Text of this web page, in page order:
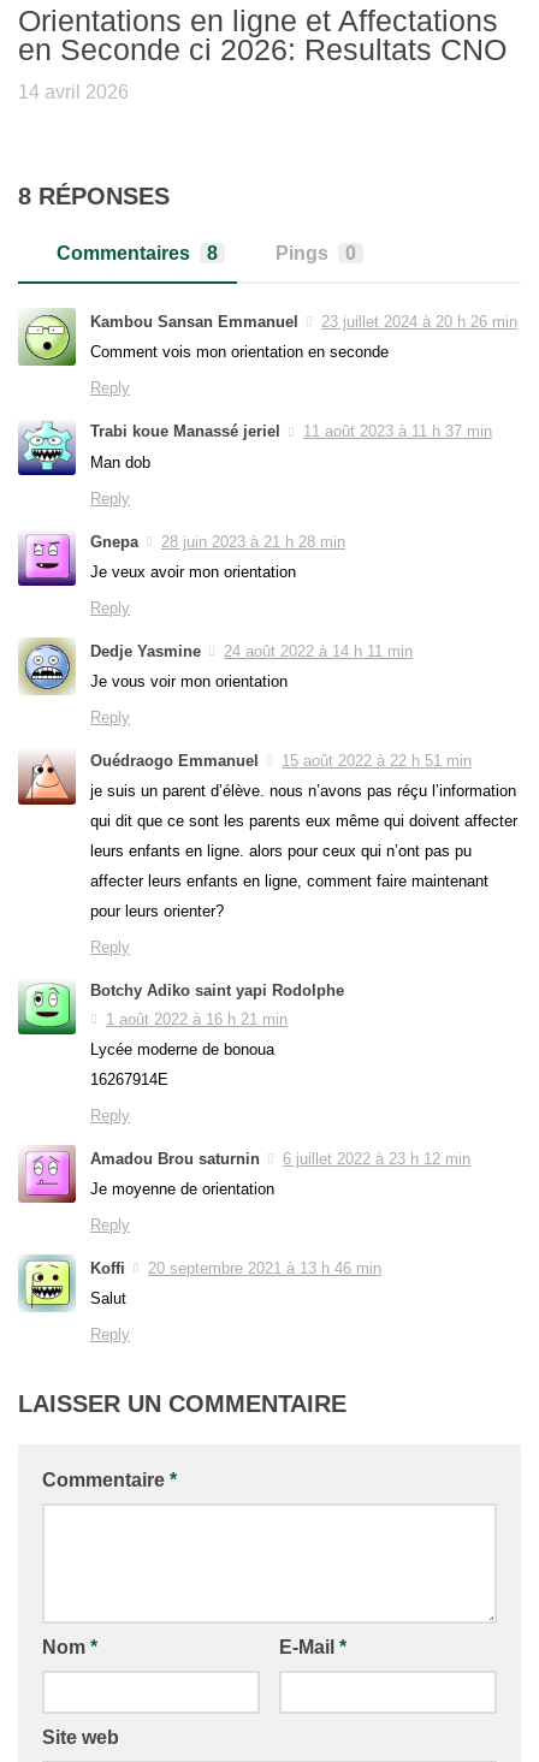
Orientations en ligne et Affectations
en Seconde ci 2026: Resultats CNO
14 avril 2026
8 RÉPONSES
Commentaires 8 Pings 0
Kambou Sansan Emmanuel
23 juillet 2024 à 20 h 26 min
Comment vois mon orientation en seconde
Reply
Trabi koue Manassé jeriel
11 août 2023 à 11 h 37 min
Man dob
Reply
Gnepa
28 juin 2023 à 21 h 28 min
Je veux avoir mon orientation
Reply
Dedje Yasmine
24 août 2022 à 14 h 11 min
Je vous voir mon orientation
Reply
Ouédraogo Emmanuel
15 août 2022 à 22 h 51 min
je suis un parent d’élève. nous n’avons pas réçu l’information
qui dit que ce sont les parents eux même qui doivent affecter
leurs enfants en ligne. alors pour ceux qui n’ont pas pu
affecter leurs enfants en ligne, comment faire maintenant
pour leurs orienter?
Reply
Botchy Adiko saint yapi Rodolphe
1 août 2022 à 16 h 21 min
Lycée moderne de bonoua
16267914E
Reply
Amadou Brou saturnin
6 juillet 2022 à 23 h 12 min
Je moyenne de orientation
Reply
Koffi
20 septembre 2021 à 13 h 46 min
Salut
Reply
LAISSER UN COMMENTAIRE
Commentaire *
Nom * E-Mail *
Site web